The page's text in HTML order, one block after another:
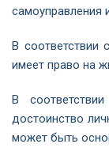
самоуправления
В соответствии
имеет право на
В
достоинство
может быть